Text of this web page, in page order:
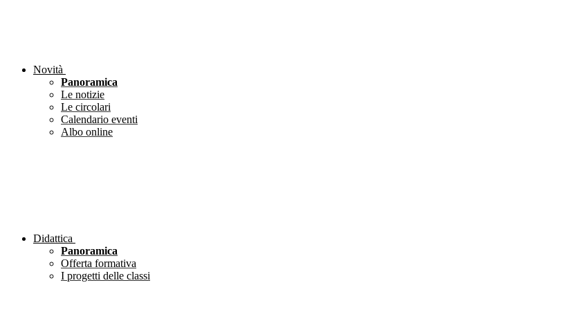
Novità
Panoramica
Le notizie
Le circolari
Calendario eventi
Albo online
Didattica
Panoramica
Offerta formativa
I progetti delle classi